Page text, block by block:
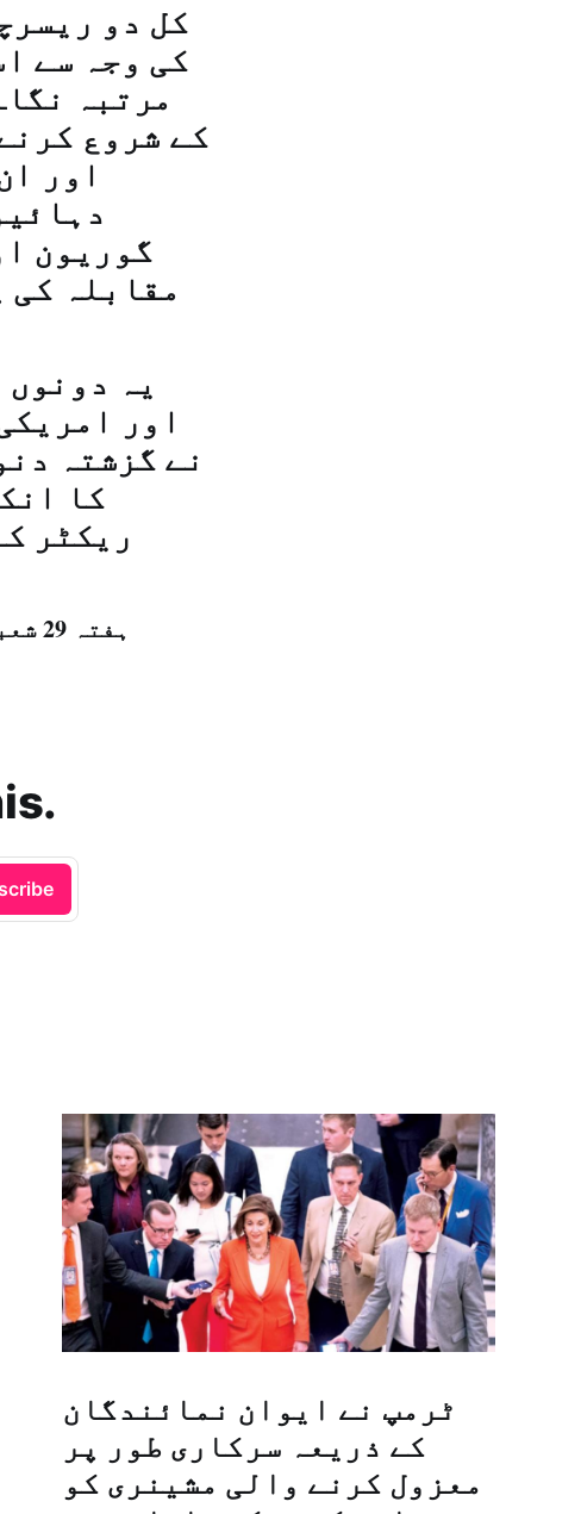
کل دو
کی وجہ سے
مرتبہ
کے شروع
اور
گوریون
مقابلہ کی
یہ
اور
نے گزشتہ
کا
ریکٹر
ہفتہ 29 شعبان المعظم 1440 ہجری – 04 مئی 2019ء – شمارہ نمبر [14767]
ٹرمپ نے ایوان نمائندگان
کے ذریعہ سرکاری طور پر
معزول کرنے والی مشینری کو